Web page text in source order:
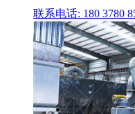
联系电话: 180 3780